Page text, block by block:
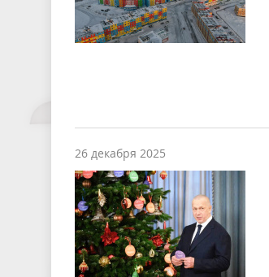
26 декабря 2025